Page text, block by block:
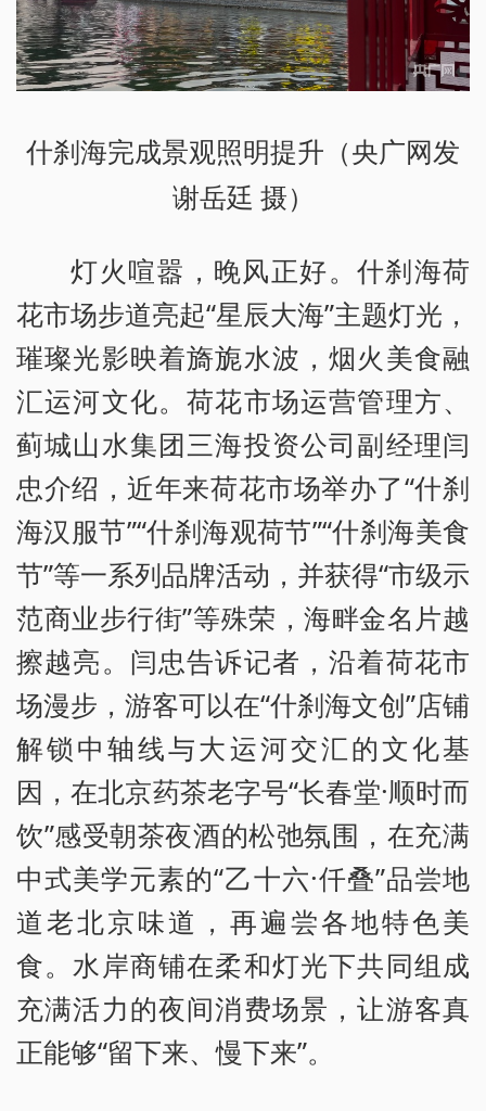
什刹海完成景观照明提升（央广网发
谢岳廷 摄）
灯火喧嚣，晚风正好。什刹海荷
花市场步道亮起“星辰大海”主题灯光，
璀璨光影映着旖旎水波，烟火美食融
汇运河文化。荷花市场运营管理方、
蓟城山水集团三海投资公司副经理闫
忠介绍，近年来荷花市场举办了“什刹
海汉服节”“什刹海观荷节”“什刹海美食
节”等一系列品牌活动，并获得“市级示
范商业步行街”等殊荣，海畔金名片越
擦越亮。闫忠告诉记者，沿着荷花市
场漫步，游客可以在“什刹海文创”店铺
解锁中轴线与大运河交汇的文化基
因，在北京药茶老字号“长春堂·顺时而
饮”感受朝茶夜酒的松弛氛围，在充满
中式美学元素的“乙十六·仟叠”品尝地
道老北京味道，再遍尝各地特色美
食。水岸商铺在柔和灯光下共同组成
充满活力的夜间消费场景，让游客真
正能够“留下来、慢下来”。